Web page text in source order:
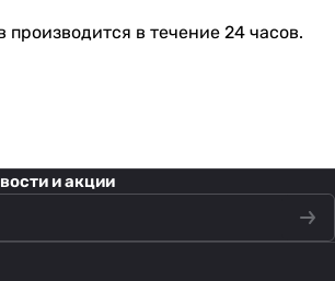
производится в течение 24 часов.
и акции